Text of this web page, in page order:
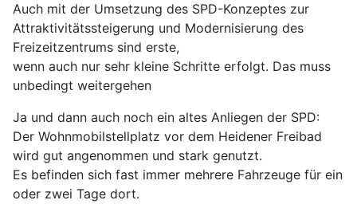
Auch mit der Umsetzung des SPD-Konzeptes zur
Attraktivitätssteigerung und Modernisierung des
Freizeitzentrums sind erste,
wenn auch nur sehr kleine Schritte erfolgt. Das muss
unbedingt weitergehen
Ja und dann auch noch ein altes Anliegen der SPD:
Der Wohnmobilstellplatz vor dem Heidener Freibad
wird gut angenommen und stark genutzt.
Es befinden sich fast immer mehrere Fahrzeuge für ein
oder zwei Tage dort.